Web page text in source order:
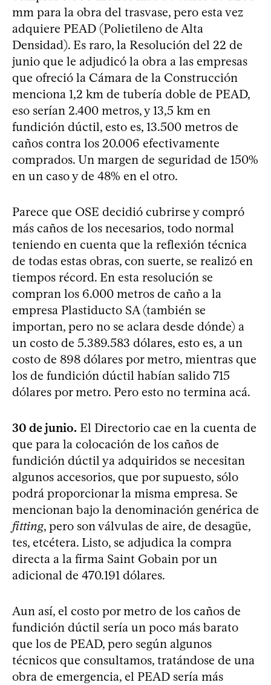
mm para la obra del trasvase, pero esta vez
adquiere PEAD (Polietileno de Alta
Densidad). Es raro, la Resolución del 22 de
junio que le adjudicó la obra a las empresas
que ofreció la Cámara de la Construcción
menciona 1,2 km de tubería doble de PEAD,
eso serían 2.400 metros, y 13,5 km en
fundición dúctil, esto es, 13.500 metros de
caños contra los 20.006 efectivamente
comprados. Un margen de seguridad de 150%
en un caso y de 48% en el otro.
Parece que OSE decidió cubrirse y compró
más caños de los necesarios, todo normal
teniendo en cuenta que la reflexión técnica
de todas estas obras, con suerte, se realizó en
tiempos récord. En esta resolución se
compran los 6.000 metros de caño a la
empresa Plastiducto SA (también se
importan, pero no se aclara desde dónde) a
un costo de 5.389.583 dólares, esto es, a un
costo de 898 dólares por metro, mientras que
los de fundición dúctil habían salido 715
dólares por metro. Pero esto no termina acá.
30 de junio. El Directorio cae en la cuenta de
que para la colocación de los caños de
fundición dúctil ya adquiridos se necesitan
algunos accesorios, que por supuesto, sólo
podrá proporcionar la misma empresa. Se
mencionan bajo la denominación genérica de
fitting, pero son válvulas de aire, de desagüe,
tes, etcétera. Listo, se adjudica la compra
directa a la firma Saint Gobain por un
adicional de 470.191 dólares.
Aun así, el costo por metro de los caños de
fundición dúctil sería un poco más barato
que los de PEAD, pero según algunos
técnicos que consultamos, tratándose de una
obra de emergencia, el PEAD sería más